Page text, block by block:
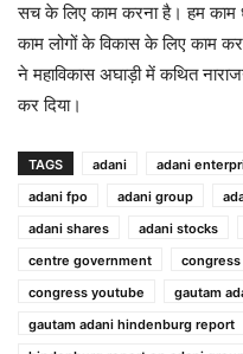
सच के लिए काम करना है। हम काम
काम लोगों के विकास के लिए काम
ने महाविकास अघाड़ी में कथित
कर दिया।
TAGS adani adani
adani fpo
adani group
adani shares
adani stocks
centre government
congress
congress youtube
gautam
gautam adani hindenburg report